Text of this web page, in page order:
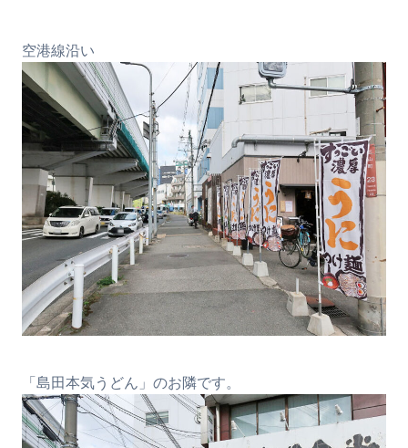
空港線沿い
「島田本気うどん」のお隣です。